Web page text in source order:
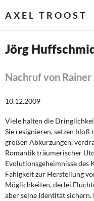
AXEL TROOST
Leitlinien linker
Wirtschaftspolitik
Steuer- und
Öffentliche
Jörg
Nachruf von Rainer
10.12.2009
Viele halten die
Sie resignieren, setzen
großen Abkürzungen,
Romantik träumerischer
Evolutionsgeheimnisse des
Fähigkeit zur Herstellung
Möglichkeiten, derlei
aber seine Identität sichern.